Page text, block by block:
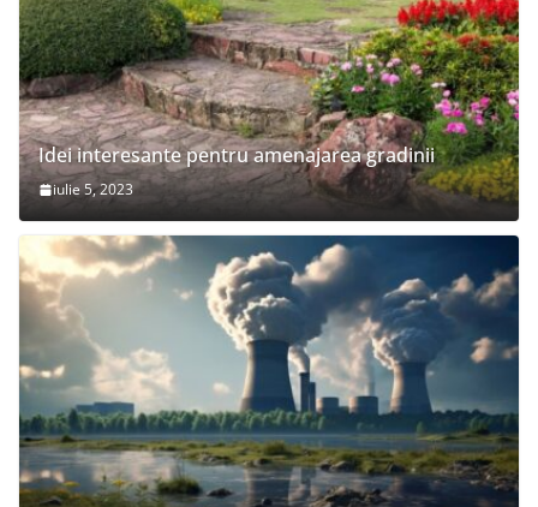
Idei interesante pentru amenajarea gradinii
iulie 5, 2023